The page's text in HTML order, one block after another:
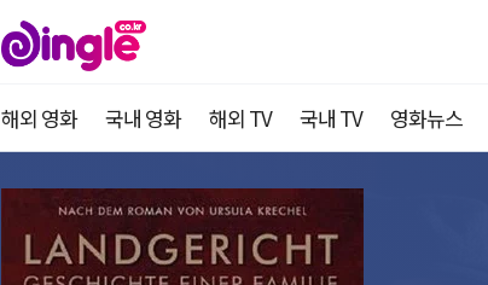
해외 영화 국내 영화 해외 TV 국내 TV 영화뉴스